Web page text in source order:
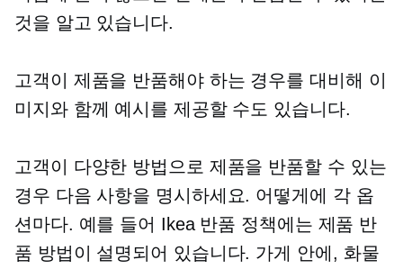
것을 알고 있습니다.
고객이 제품을 반품해야 하는 경우를 대비해 이
미지와 함께 예시를 제공할 수도 있습니다.
고객이 다양한 방법으로 제품을 반품할 수 있는
경우 다음 사항을 명시하세요. 어떻게에 각 옵
션마다. 예를 들어 Ikea 반품 정책에는 제품 반
품 방법이 설명되어 있습니다. 가게 안에, 화물